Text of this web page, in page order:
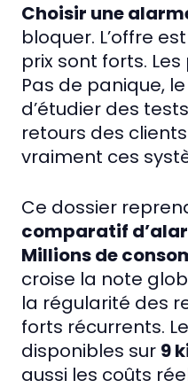
Choisir une
bloquer. L’offre
prix sont forts.
Pas de panique,
d’étudier des
retours des
vraiment ces
Ce dossier
comparatif
Millions de
croise la note
la régularité des
forts récurrents.
disponibles sur 9
aussi les coûts